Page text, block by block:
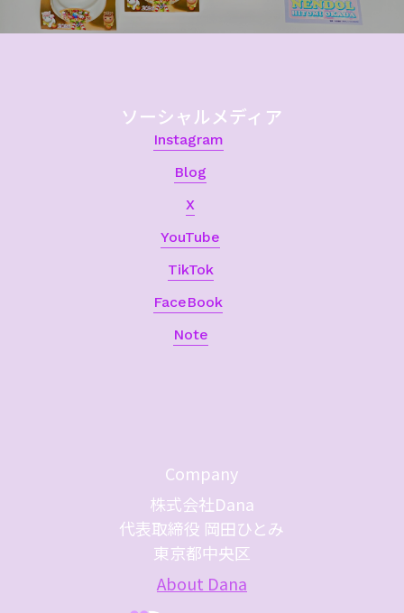
ソーシャルメディア
Instagram
Blog
X
YouTube
TikTok
FaceBook
Note
Company
株式会社Dana
代表取締役 岡田ひとみ
東京都中央区
About Dana